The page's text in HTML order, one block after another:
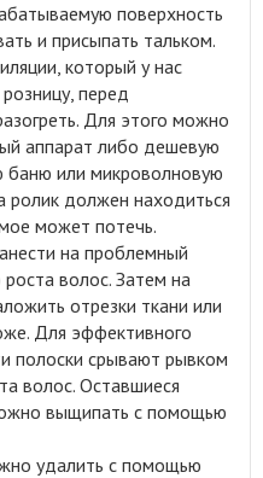
поверхность
и присыпать тальком.
который у нас
перед
Для этого можно
аппарат либо дешевую
баню или микроволновую
ролик должен находиться
может потечь.
на проблемный
волос. Затем на
отрезки ткани или
Для эффективного
полоски срывают рывком
волос. Оставшиеся
выщипать с помощью
удалить с помощью